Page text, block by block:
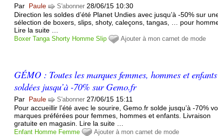
Par Paule S'abonner 28/06/15 10:30
Direction les soldes d’été Planet Undies avec jusqu’à -50% sur
sélection de boxers, slips, shoty, caleçons, tangas, … pour
Lire la suite …
Boxer Tanga Shorty Homme Slip Ajouter à mon carnet de mode
GÉMO : Toutes les marques femmes, hommes et enfants
soldées jusqu’à -70% sur Gemo.fr
Par Paule S'abonner 27/06/15 15:11
Pour accueillir l’été avec le sourire, Gemo.fr solde jusqu’à -70%
marques préférées pour femmes, hommes et enfants. Livraison
gratuite en magasin. Lire la suite …
Enfant Homme Femme Ajouter à mon carnet de mode